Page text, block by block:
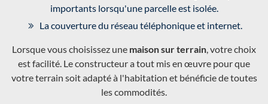
importants lorsqu'une parcelle est isolée.
La couverture du réseau téléphonique et internet.
Lorsque vous choisissez une maison sur terrain , votre choix
est facilité. Le constructeur a tout mis en œuvre pour que
votre terrain soit adapté à l'habitation et bénéficie de toutes
les commodités.